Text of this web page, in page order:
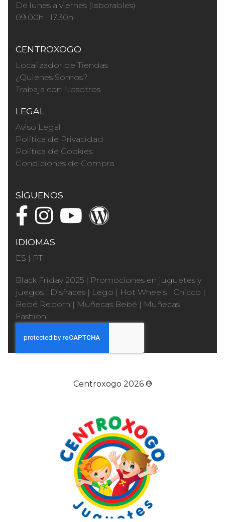
De lunes a viernes (laborables)
09.00h · 17.30h
CENTROXOGO
Localizador de Tiendas
¿Quienes Somos?
Trabaja con Nosotros
LEGAL
Aviso Legal
Política de Privacidad
Política de Cookies
Condiciones de Compra
SÍGUENOS
IDIOMAS
ES | PT
Black Friday 2025 | Promociones en juguetes y
juegos | Disfraces | Lego | Hot Wheels | Chicco |
Bebé Reborn | Muñecas Bebé | Muñecas
Fashion
Centroxogo 2026 ®